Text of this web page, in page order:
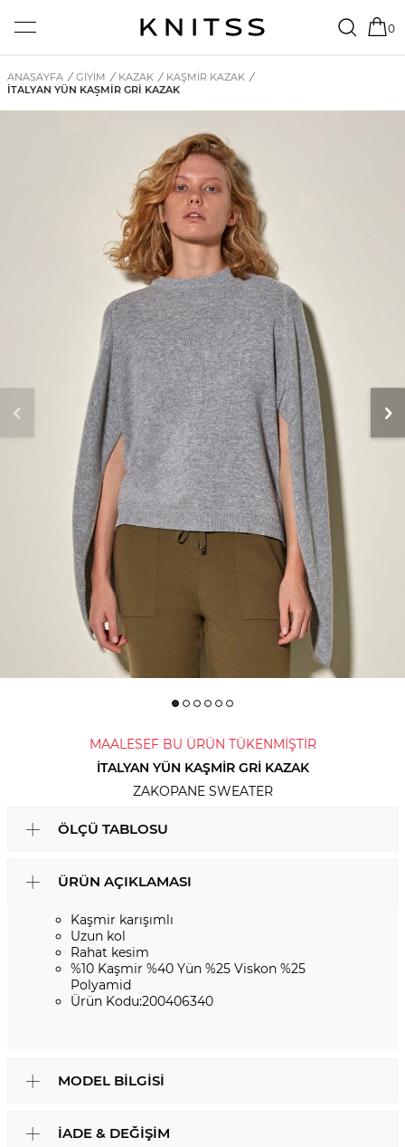
0
ANASAYFA / GİYİM / KAZAK / KAŞMIR KAZAK /
İTALYAN YÜN KAŞMIR GRI KAZAK
MAALESEF BU ÜRÜN TÜKENMİŞTİR
İTALYAN YÜN KAŞMIR GRI KAZAK
ZAKOPANE SWEATER
ÖLÇÜ TABLOSU
ÜRÜN AÇIKLAMASI
Kaşmir karışımlı
Uzun kol
Rahat kesim
%10 Kaşmir %40 Yün %25 Viskon %25
Polyamid
Ürün Kodu:200406340
MODEL BILGISI
İADE & DEĞIŞIM